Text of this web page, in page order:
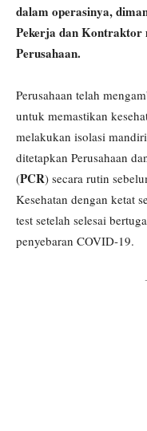
dalam operasinya,
Pekerja dan Kontraktor
Perusahaan.
Perusahaan telah
untuk memastikan
melakukan isolasi
ditetapkan Perusahaan
(PCR) secara rutin
Kesehatan dengan ketat
test setelah selesai
penyebaran COVID-19.